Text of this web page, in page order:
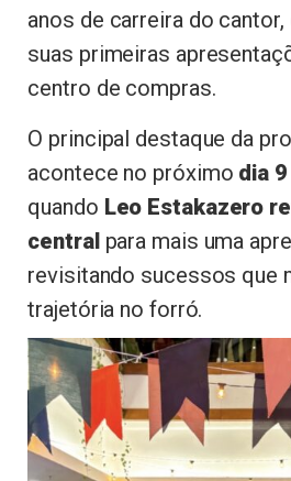
anos de carreira do
suas primeiras
centro de compras.
O principal destaque da
acontece no próximo dia
quando Leo Estakazero
centralpara mais uma
revisitando sucessos que
trajetória no forró.